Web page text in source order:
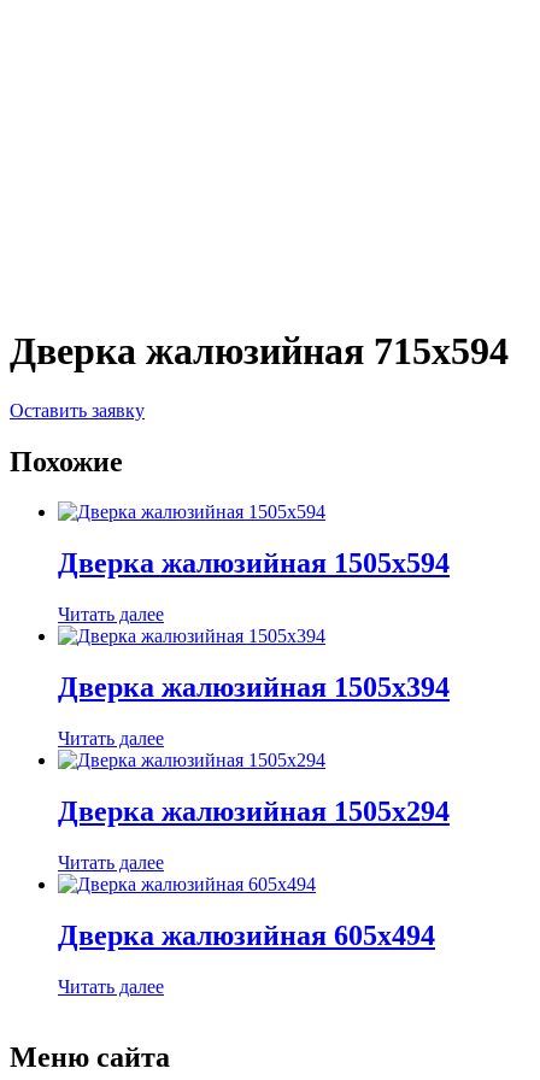
Дверка жалюзийная 715х594
Оставить заявку
Похожие
Дверка жалюзийная 1505х594
Читать далее
Дверка жалюзийная 1505х394
Читать далее
Дверка жалюзийная 1505х294
Читать далее
Дверка жалюзийная 605х494
Читать далее
Меню сайта